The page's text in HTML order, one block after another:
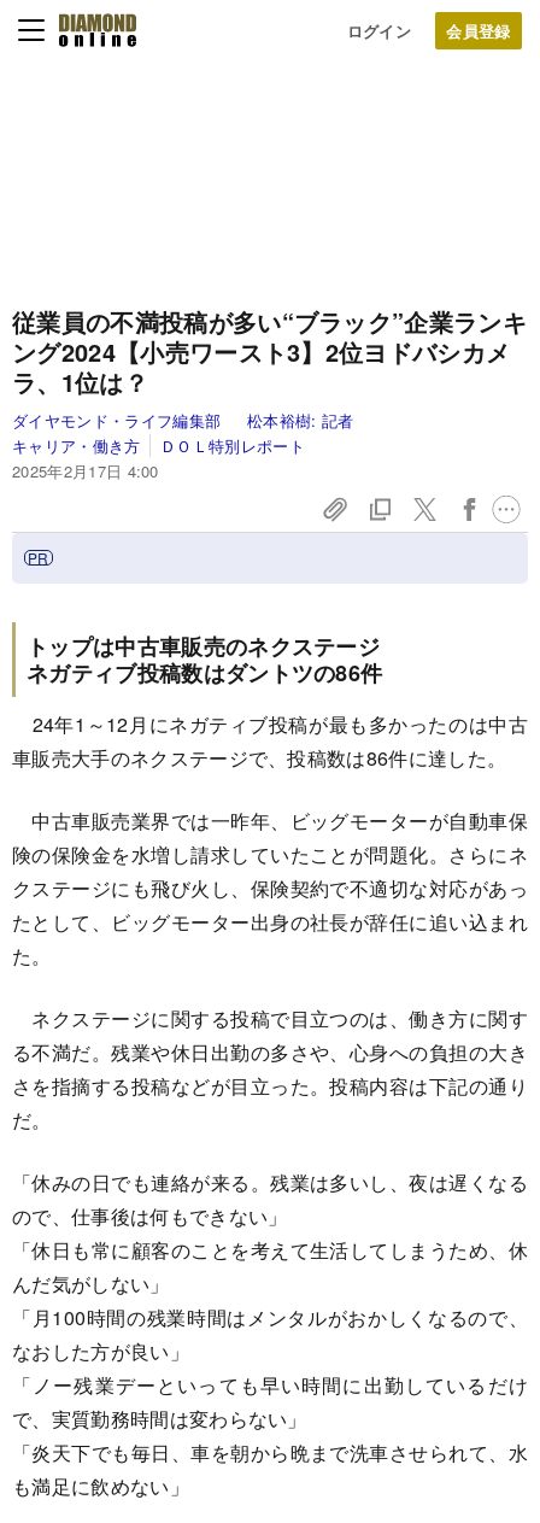
ログイン
従業員の不満投稿が多い“ブラック”企業ランキ
ング2024【小売ワースト3】2位ヨドバシカメ
ラ、1位は？
ダイヤモンド・ライフ編集部 松本裕樹:記者
キャリア・働き方
ＤＯＬ特別レポート
2025年2月17日 4:00
トップは中古車販売のネクステージ
ネガティブ投稿数はダントツの86件
24年1～12月にネガティブ投稿が最も多かったのは中古
車販売大手のネクステージで、投稿数は86件に達した。
中古車販売業界では一昨年、ビッグモーターが自動車保
険の保険金を水増し請求していたことが問題化。さらにネ
クステージにも飛び火し、保険契約で不適切な対応があっ
たとして、ビッグモーター出身の社長が辞任に追い込まれ
た。
ネクステージに関する投稿で目立つのは、働き方に関す
る不満だ。残業や休日出勤の多さや、心身への負担の大き
さを指摘する投稿などが目立った。投稿内容は下記の通り
だ。
「休みの日でも連絡が来る。残業は多いし、夜は遅くなる
ので、仕事後は何もできない」
「休日も常に顧客のことを考えて生活してしまうため、休
んだ気がしない」
「月100時間の残業時間はメンタルがおかしくなるので、
なおした方が良い」
「ノー残業デーといっても早い時間に出勤しているだけ
で、実質勤務時間は変わらない」
「炎天下でも毎日、車を朝から晩まで洗車させられて、水
も満足に飲めない」